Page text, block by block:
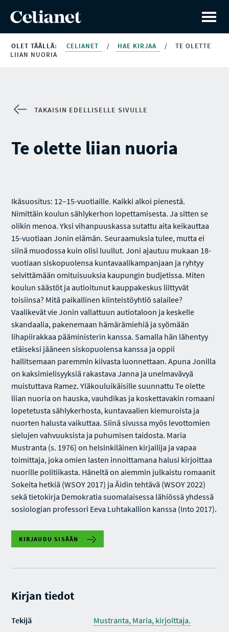
OLET TÄÄLLÄ: CELIANET / HAE KIRJAA /
TE OLETTE
LIIAN NUORIA
TAKAISIN EDELLISELLE SIVULLE
Te olette liian nuoria
Ikäsuositus: 12–15-vuotiaille. Kaikki alkoi pienestä.
Nimittäin koulun sählykerhon lopettamisesta. Ja sitten se
olikin menoa. Yksi vihanpuuskassa sutattu aita keikauttaa
15-vuotiaan Jonin elämän. Seuraamuksia tulee, mutta ei
siinä muodossa kuin olisi luullut. Joni ajautuu mukaan 18-
vuotiaan siskopuolensa kuntavaalikampanjaan ja ryhtyy
selvittämään omituisuuksia kaupungin budjetissa. Miten
koulun säästöt ja autioitunut kauppakeskus liittyvät
toisiinsa? Mitä paikallinen kiinteistöyhtiö salailee?
Vaalikevät vie Jonin vallattuun autiotaloon ja keskelle
skandaalia, pakenemaan hämärämiehiä ja syömään
lihapiirakkaa pääministerin kanssa. Samalla hän lähentyy
etäiseksi jääneen siskopuolensa kanssa ja oppii
hallitsemaan paremmin kiivasta luonnettaan. Apuna Jonilla
on kaksimielisyyksiä rakastava Janna ja unelmavävyä
muistuttava Ramez. Yläkouluikäisille suunnattu Te olette
liian nuoria on hauska, vauhdikas ja koskettavakin romaani
lopetetusta sählykerhosta, kuntavaalien kiemuroista ja
nuorten halusta vaikuttaa. Siinä sivussa myös levottomien
sielujen vahvuuksista ja puhumisen taidosta. Maria
Mustranta (s. 1976) on helsinkiläinen kirjailija ja vapaa
toimittaja, joka omien lasten innoittamana halusi kirjoittaa
nuorille politiikasta. Häneltä on aiemmin julkaistu romaanit
Sokeita hetkiä (WSOY 2017) ja Äidin tehtävä (WSOY 2022)
sekä tietokirja Demokratia suomalaisessa lähiössä yhdessä
sosiologian professori Eeva Luhtakallion kanssa (Into 2017).
KIRJAUDU SISÄÄN
Kirjan tiedot
Tekijä
Mustranta, Maria, kirjoittaja.